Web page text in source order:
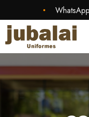
contenido
•